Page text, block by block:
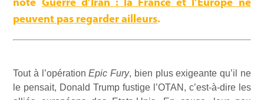
note Guerre d’Iran : la France et l’Europe ne
peuvent pas regarder ailleurs.
Tout à l’opérationEpic Fury, bien plus exigeante qu’il ne
le pensait, Donald Trump fustige l’OTAN, c’est-à-dire les